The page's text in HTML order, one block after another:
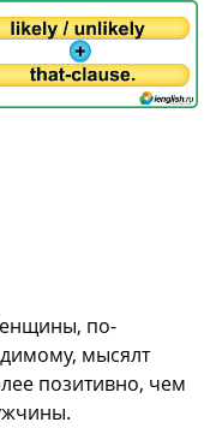
по-
мысялт
позитивно, чем